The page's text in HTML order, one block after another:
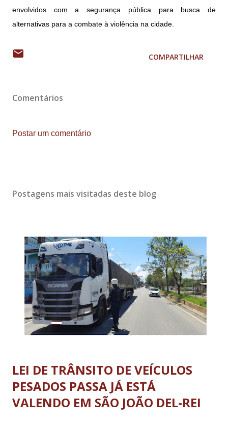
envolvidos com a segurança pública para busca de
alternativas para a combate à violência na cidade.
COMPARTILHAR
Comentários
Postar um comentário
Postagens mais visitadas deste blog
LEI DE TRÂNSITO DE VEÍCULOS
PESADOS PASSA JÁ ESTÁ
VALENDO EM SÃO JOÃO DEL-REI